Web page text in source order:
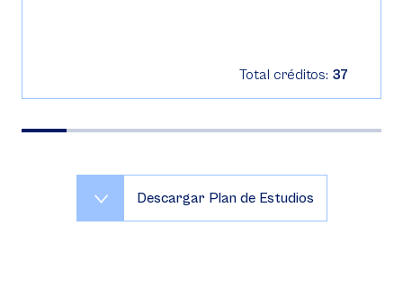
Total créditos: 37
Descargar Plan de Estudios